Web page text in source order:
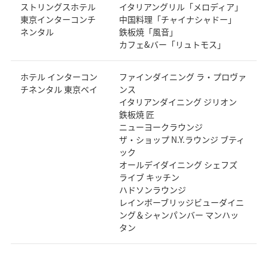
ストリングスホテル
東京インターコンチ
ネンタル
イタリアングリル「メロディア」
中国料理「チャイナシャドー」
鉄板焼「風音」
カフェ&バー「リュトモス」
ホテル インターコン
チネンタル 東京ベイ
ファインダイニング ラ・プロヴァ
ンス
イタリアンダイニング ジリオン
鉄板焼 匠
ニューヨークラウンジ
ザ・ショップ N.Y.ラウンジ ブティ
ック
オールデイダイニング シェフズ
ライブ キッチン
ハドソンラウンジ
レインボーブリッジビューダイニ
ング＆シャンパンバー マンハッ
タン